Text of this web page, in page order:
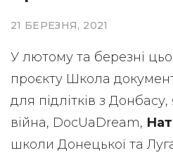
21 БЕРЕЗНЯ, 2021
У лютому та березні
проєкту Школа
для підлітків з
війна, DocUaDream,
школи Донецької та